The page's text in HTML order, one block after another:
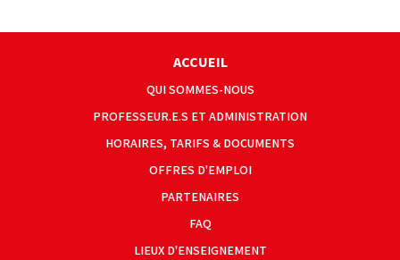
ACCUEIL
QUI SOMMES-NOUS
PROFESSEUR.E.S ET ADMINISTRATION
HORAIRES, TARIFS & DOCUMENTS
OFFRES D'EMPLOI
PARTENAIRES
FAQ
LIEUX D'ENSEIGNEMENT